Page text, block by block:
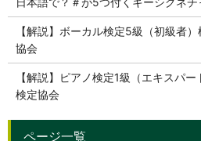
【解説】ボーカル検定5級（初級者
協会
【解説】ピアノ検定1級（エキスパ
検定協会